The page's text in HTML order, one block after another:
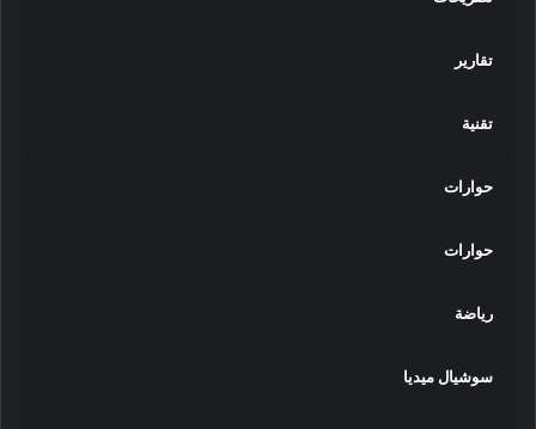
تقارير
تقنية
حوارات
حوارات
رياضة
سوشيال ميديا